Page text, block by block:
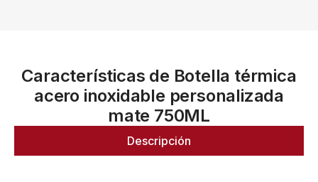
Características de Botella térmica
acero inoxidable personalizada
mate 750ML
Descripción